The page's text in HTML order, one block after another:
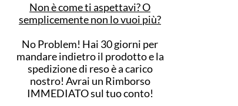
Non è come ti aspettavi? O
semplicemente non lo vuoi più?
No Problem! Hai 30 giorni per
mandare indietro il prodotto e la
spedizione di reso è a carico
nostro! Avrai un Rimborso
IMMEDIATO sul tuo conto!